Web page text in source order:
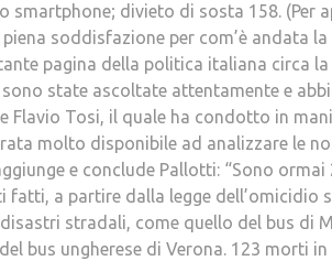
smartphone; divieto di sosta 158. (Per
piena soddisfazione per com’è andata
pagina della politica italiana circa
state ascoltate attentamente e
Flavio Tosi, il quale ha condotto in
molto disponibile ad analizzare le
e conclude Pallotti: “Sono
fatti, a partire dalla legge dell’omicidio
stradali, come quello del bus di
bus ungherese di Verona. 123 morti